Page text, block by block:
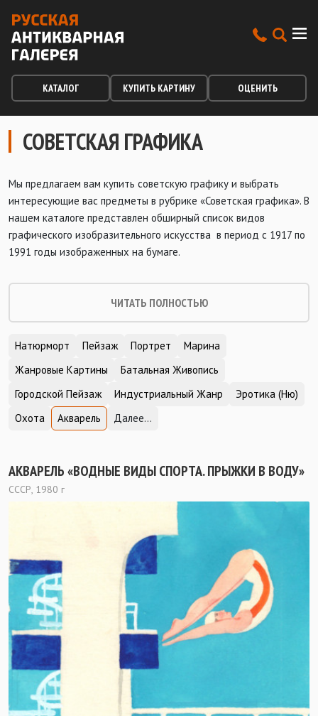
КАТАЛОГ КУПИТЬ КАРТИНУ ОЦЕНИТЬ
СОВЕТСКАЯ ГРАФИКА
Мы предлагаем вам купить советскую графику и выбрать
интересующие вас предметы в рубрике «Советская графика». В
нашем каталоге представлен обширный список видов
графического изобразительного искусства в период с 1917 по
1991 годы изображенных на бумаге.
ЧИТАТЬ ПОЛНОСТЬЮ
Натюрморт Пейзаж Портрет
Марина
Жанровые Картины
Батальная Живопись
Городской Пейзаж
Индустриальный Жанр
Эротика (Ню)
Охота
Акварель Далее...
АКВАРЕЛЬ «ВОДНЫЕ ВИДЫ СПОРТА. ПРЫЖКИ В ВОДУ»
СССР, 1980 г